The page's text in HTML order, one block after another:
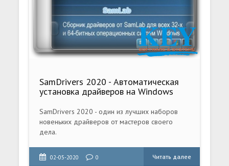
SamDrivers 2020 - Автоматическая
установка драйверов на Windows
SamDrivers 2020 - один из лучших наборов
новеньких драйверов от мастеров своего
дела.
02-05-2020 0 Читать далее